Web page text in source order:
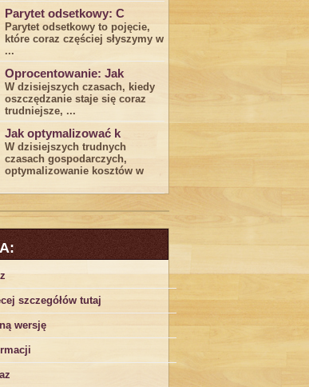
Parytet odsetkowy: C
Parytet odsetkowy to pojęcie,
które coraz częściej słyszymy w
...
Oprocentowanie: Jak
W dzisiejszych czasach, kiedy
‍oszczędzanie​ staje się coraz
trudniejsze,⁣ ...
Jak optymalizować k
W dzisiejszych trudnych⁤
czasach gospodarczych,
optymalizowanie ‌kosztów w
szczegółów tutaj
wersję